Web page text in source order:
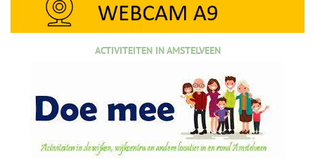
ACTIVITEITEN IN AMSTELVEEN